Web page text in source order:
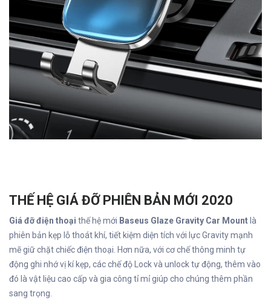
THẾ HỆ GIÁ ĐỠ PHIÊN BẢN MỚI 2020
Giá đỡ điện thoại thế hệ mới Baseus Glaze Gravity Car Mount là
phiên bản kẹp lỗ thoát khí, tiết kiệm diện tích với lực Gravity mạnh
mẽ giữ chặt chiếc điện thoại. Hơn nữa, với cơ chế thông minh tự
động ghi nhớ vị kí kẹp, các chế độ Lock và unlock tự động, thêm vào
đó là vật liệu cao cấp và gia công tỉ mỉ giúp cho chúng thêm phần
sang trọng.